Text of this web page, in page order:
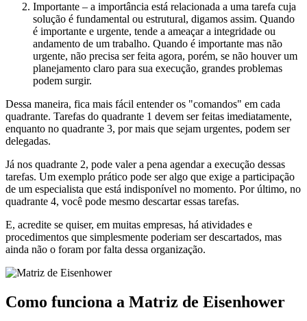
Importante – a importância está relacionada a uma tarefa cuja
solução é fundamental ou estrutural, digamos assim. Quando
é importante e urgente, tende a ameaçar a integridade ou
andamento de um trabalho. Quando é importante mas não
urgente, não precisa ser feita agora, porém, se não houver um
planejamento claro para sua execução, grandes problemas
podem surgir.
Dessa maneira, fica mais fácil entender os "comandos" em cada
quadrante. Tarefas do quadrante 1 devem ser feitas imediatamente,
enquanto no quadrante 3, por mais que sejam urgentes, podem ser
delegadas.
Já nos quadrante 2, pode valer a pena agendar a execução dessas
tarefas. Um exemplo prático pode ser algo que exige a participação
de um especialista que está indisponível no momento. Por último, no
quadrante 4, você pode mesmo descartar essas tarefas.
E, acredite se quiser, em muitas empresas, há atividades e
procedimentos que simplesmente poderiam ser descartados, mas
ainda não o foram por falta dessa organização.
Como funciona a Matriz de Eisenhower